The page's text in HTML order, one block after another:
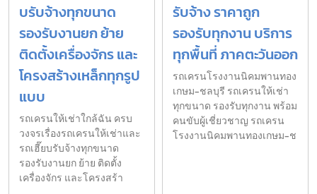
บรับจ้างทุกขนาด
รองรับงานยก ย้าย
ติดตั้งเครื่องจักร และ
โครงสร้างเหล็กทุกรูป
แบบ
รถเครนให้เช่าใกล้ฉัน ครบ
วงจรเรื่องรถเครนให้เช่าและ
รถเฮี๊ยบรับจ้างทุกขนาด
รองรับงานยก ย้าย ติดตั้ง
เครื่องจักร และโครงสร้า
รับจ้าง ราคาถูก
รองรับทุกงาน บริการ
ทุกพื้นที่ ภาคตะวันออก
รถเครนโรงงานนิคมพานทอง
เกษม-ชลบุรี รถเครนให้เช่า
ทุกขนาด รองรับทุกงาน พร้อม
คนขับผู้เชี่ยวชาญ รถเครน
โรงงานนิคมพานทองเกษม-ช